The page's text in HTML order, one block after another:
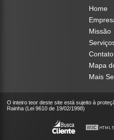
Home
Missão
Contato
Mapa
Mais
O inteiro teor deste site está sujeito à
Rainha (Lei 9610 de 19/02/1998)